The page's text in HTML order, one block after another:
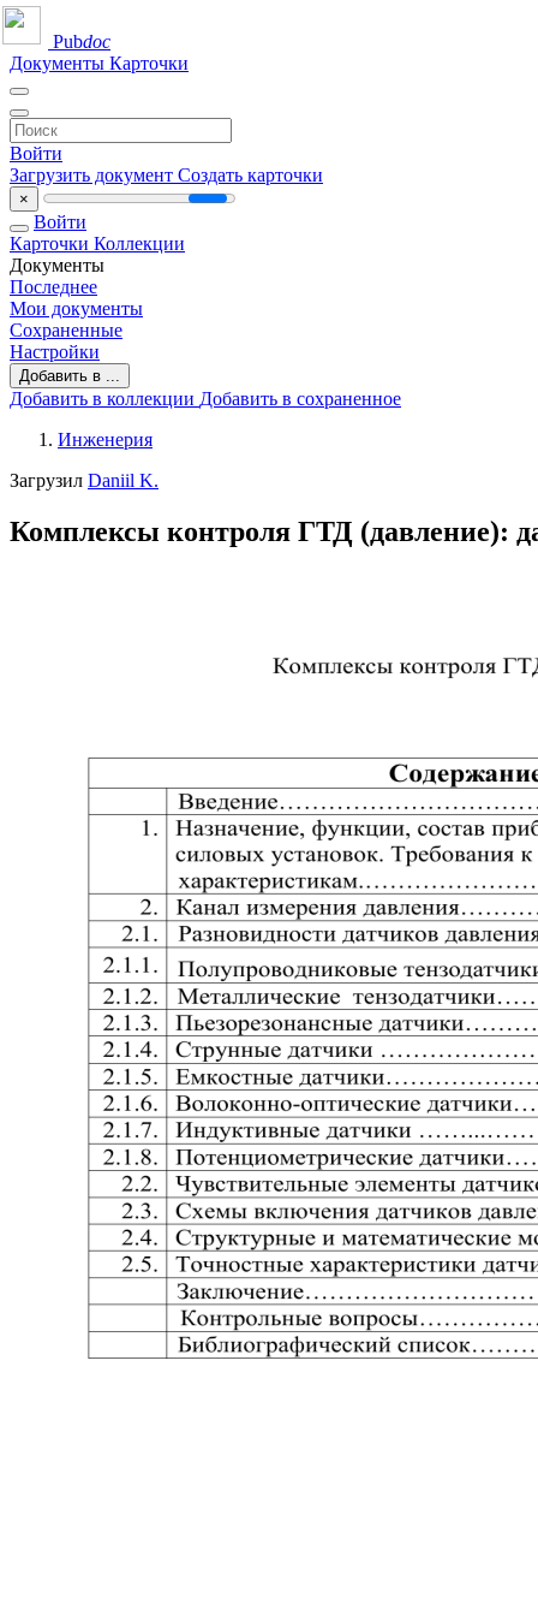
Pubdoc
Документы Карточки
Войти
Загрузить документ Создать карточки
×
Войти
Карточки Коллекции
Документы
Последнее
Мои документы
Сохраненные
Настройки
Добавить в ...
Добавить в коллекции Добавить в сохраненное
Инженерия
Загрузил Daniil K.
Комплексы контроля ГТД (давление):